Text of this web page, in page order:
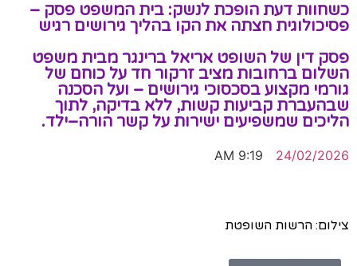
כשחוות דעת הופכת לנשק: בית המשפט פסק –
פסיכולוגית חצתה את הקו בהליך גירושים רגיש
פסק דין של השופט אריאל ברינגר מבית משפט
השלום ברחובות מציב זרקור חד על כוחם של
גורמי מקצוע בסכסוכי גירושים – ועל הסכנה
שבהעברת קביעות קשות, ללא בדיקה, לתוך
הליכים שמשפיעים ישירות על קשר הורה–ילד.
24/02/2026
9:19 AM
צילום: הרשות השופטת